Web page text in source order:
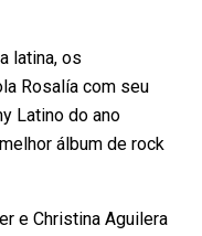
latina, os
Rosalía com seu
Latino do ano
álbum de rock
e Christina Aguilera